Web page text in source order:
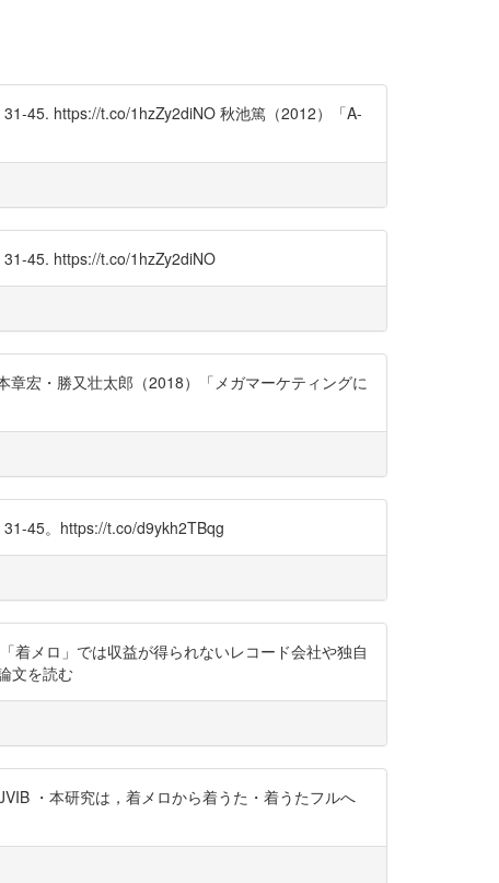
45. https://t.co/1hzZy2diNO 秋池篤（2012）「A-
45. https://t.co/1hzZy2diNO
宏・勝又壮太郎（2018）「メガマーケティングに
45。https://t.co/d9ykh2TBqg
着メロ」では収益が得られないレコード会社や独自
文を読む
・本研究は，着メロから着うた・着うたフルへ